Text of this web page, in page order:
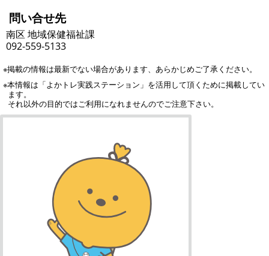
問い合せ先
南区 地域保健福祉課
092-559-5133
※掲載の情報は最新でない場合があります、あらかじめご了承ください。
※本情報は「よかトレ実践ステーション」を活用して頂くために掲載してい
ます。
それ以外の目的ではご利用になれませんのでご注意下さい。